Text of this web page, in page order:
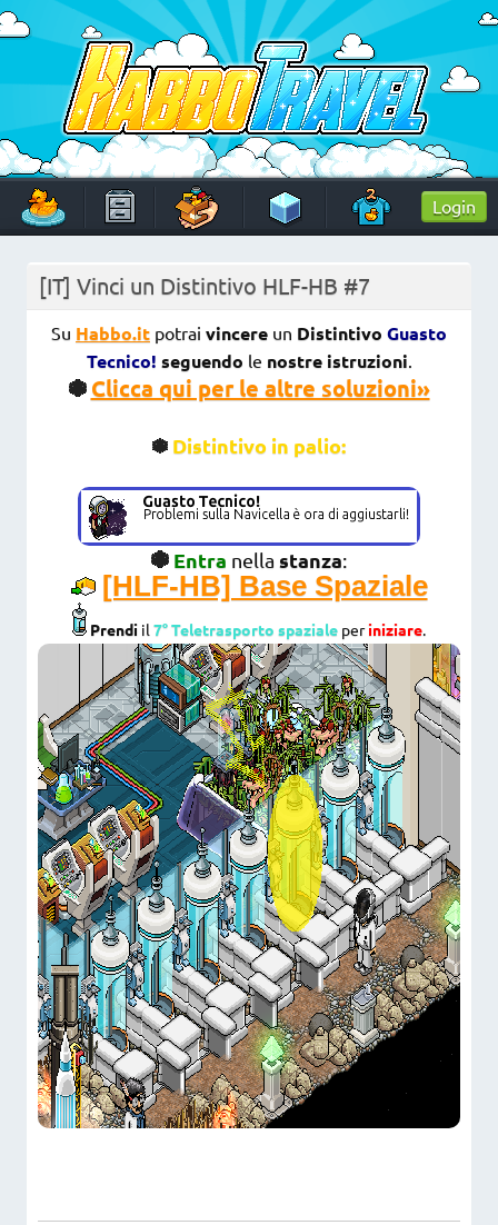
Skip
to
content
HabboTravel
Un viaggio di pixel!
Login
[IT] Vinci un Distintivo HLF-HB #7
Su Habbo.it potrai vincere un Distintivo Guasto
Tecnico! seguendo le nostre istruzioni.
Clicca qui per le altre soluzioni»
Distintivo in palio:
Entra nella stanza:
[HLF-HB] Base Spaziale
Prendi il 7° Teletrasporto spaziale periniziare.